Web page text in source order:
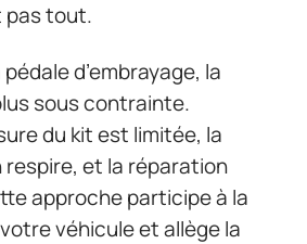
pas tout.
d’embrayage, la
sous contrainte.
du kit est limitée, la
et la réparation
approche participe à la
véhicule et allège la